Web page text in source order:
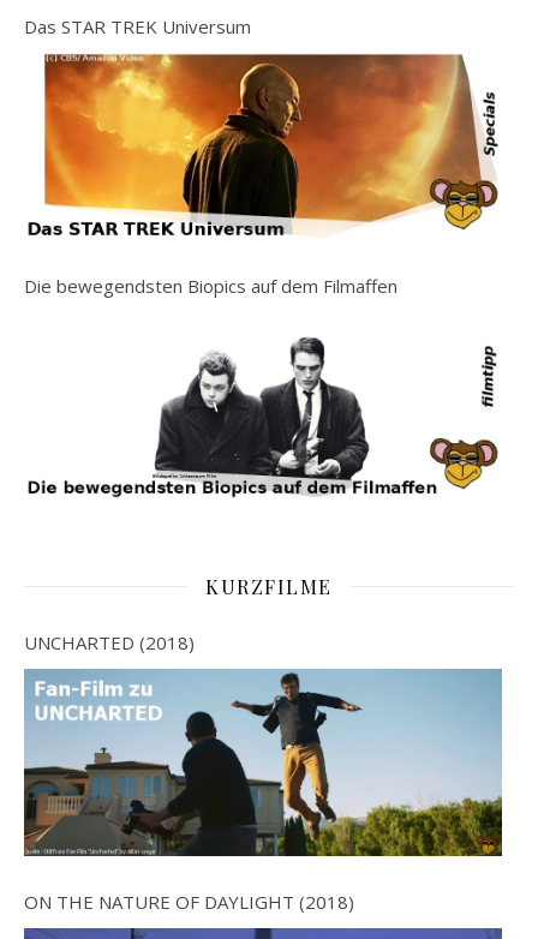
Das STAR TREK Universum
Die bewegendsten Biopics auf dem Filmaffen
KURZFILME
UNCHARTED (2018)
ON THE NATURE OF DAYLIGHT (2018)